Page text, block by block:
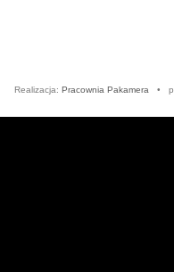
Realizacja: Pracownia Pakamera •